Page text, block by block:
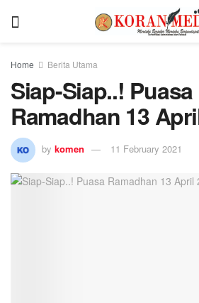
Home Berita Utama
Siap-Siap..! Puasa
Ramadhan 13
by komen 11 February 2021